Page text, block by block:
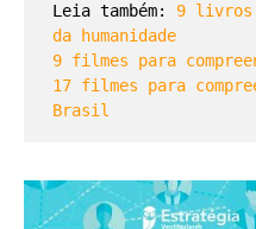
Leia também: 9 livros
da humanidade
9 filmes para
17 filmes para
Brasil